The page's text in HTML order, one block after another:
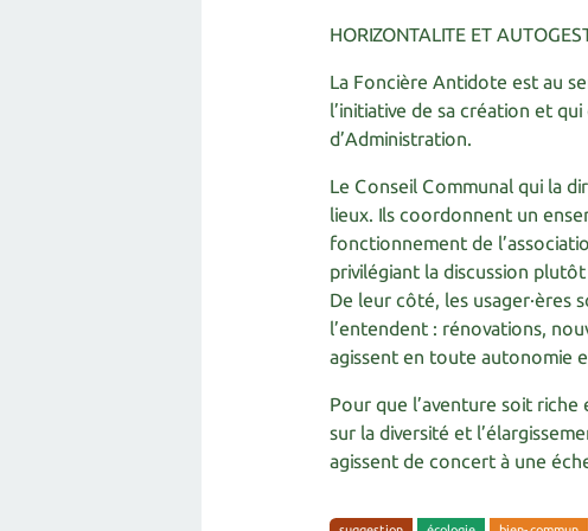
HORIZONTALITE ET
La Foncière Antidote est au
l’initiative de sa création et
d’Administration.
Le Conseil Communal qui la
lieux. Ils coordonnent un
fonctionnement de
privilégiant la discussion
De leur côté, les usager·ères
l’entendent : rénovations,
agissent en toute autonomie
Pour que l’aventure soit
sur la diversité et
agissent de concert à une